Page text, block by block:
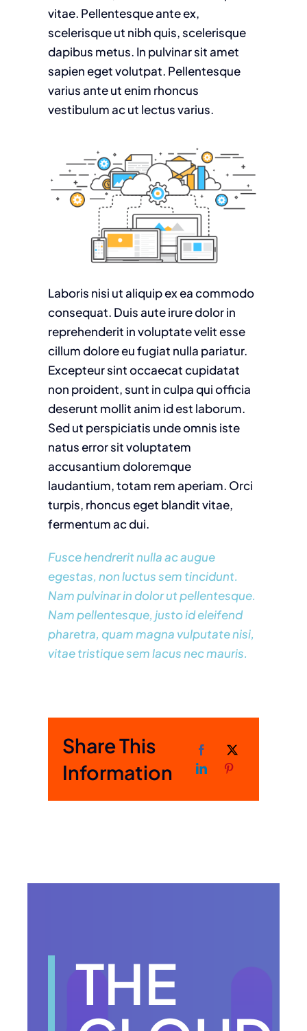
vitae. Pellentesque ante ex,
scelerisque ut nibh quis, scelerisque
dapibus metus. In pulvinar sit amet
sapien eget volutpat. Pellentesque
varius ante ut enim rhoncus
vestibulum ac ut lectus varius.
Laboris nisi ut aliquip ex ea commodo
consequat. Duis aute irure dolor in
reprehenderit in voluptate velit esse
cillum dolore eu fugiat nulla pariatur.
Excepteur sint occaecat cupidatat
non proident, sunt in culpa qui officia
deserunt mollit anim id est laborum.
Sed ut perspiciatis unde omnis iste
natus error sit voluptatem
accusantium doloremque
laudantium, totam rem aperiam. Orci
turpis, rhoncus eget blandit vitae,
fermentum ac dui.
Fusce hendrerit nulla ac augue
egestas, non luctus sem tincidunt.
Nam pulvinar in dolor ut pellentesque.
Nam pellentesque, justo id eleifend
pharetra, quam magna vulputate nisi,
vitae tristique sem lacus nec mauris.
Share This
Information
THE